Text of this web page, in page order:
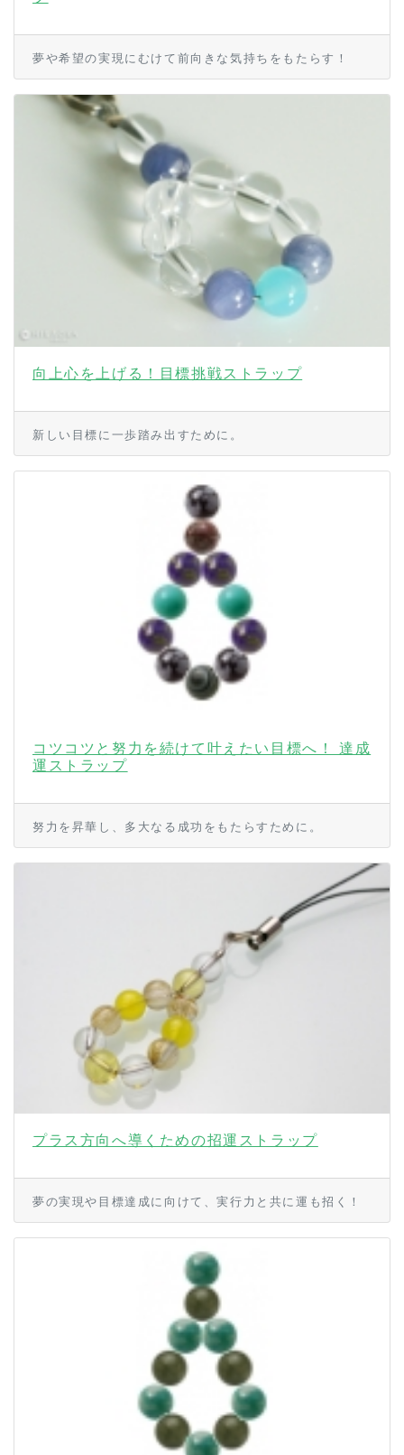
夢や希望の実現にむけて前向きな気持ちをもたらす！
向上心を上げる！目標挑戦ストラップ
新しい目標に一歩踏み出すために。
コツコツと努力を続けて叶えたい目標へ！ 達成
運ストラップ
努力を昇華し、多大なる成功をもたらすために。
プラス方向へ導くための招運ストラップ
夢の実現や目標達成に向けて、実行力と共に運も招く！